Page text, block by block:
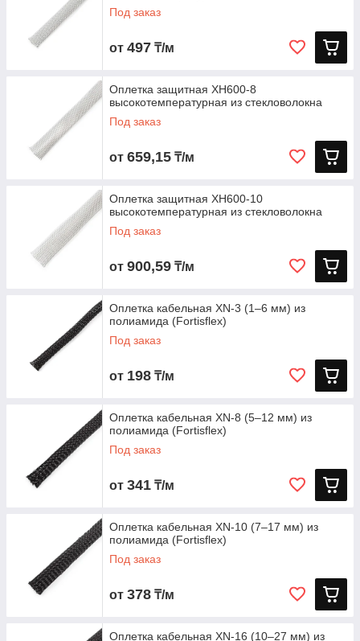
Под заказ
от 497 ₸/м
Оплетка защитная XH600-8
высокотемпературная из стекловолокна
Под заказ
от 659,15 ₸/м
Оплетка защитная XH600-10
высокотемпературная из стекловолокна
Под заказ
от 900,59 ₸/м
Оплетка кабельная XN‑3 (1–6 мм) из
полиамида (Fortisflex)
Под заказ
от 198 ₸/м
Оплетка кабельная XN‑8 (5–12 мм) из
полиамида (Fortisflex)
Под заказ
от 341 ₸/м
Оплетка кабельная XN‑10 (7–17 мм) из
полиамида (Fortisflex)
Под заказ
от 378 ₸/м
Оплетка кабельная XN‑16 (10–27 мм) из